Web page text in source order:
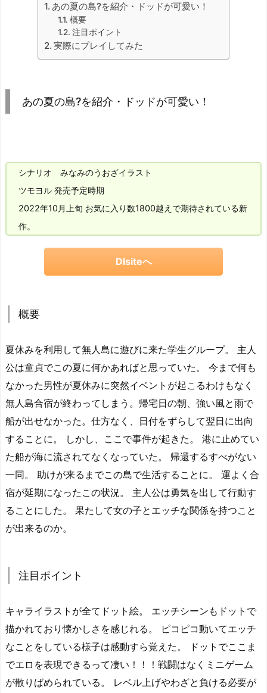
あの夏の島?を紹介・ドッドが可愛い！
概要
注目ポイント
実際にプレイしてみた
あの夏の島?を紹介・ドッドが可愛い！
シナリオ みなみのうおざイラスト
ツモヨル 発売予定時期
2022年10月上旬 お気に入り数1800越えで期待されている新
作。
Dlsiteへ
概要
夏休みを利用して無人島に遊びに来た学生グループ。 主人
公は童貞でこの夏に何かあればと思っていた。 今まで何も
なかった男性が夏休みに突然イベントが起こるわけもなく
無人島合宿が終わってしまう。帰宅日の朝、強い風と雨で
船が出せなかった。仕方なく、日付をずらして翌日に出向
することに。 しかし、ここで事件が起きた。 港に止めてい
た船が海に流されてなくなっていた。 帰還するすべがない
一同。 助けが来るまでこの島で生活することに。 運よく合
宿が延期になったこの状況。 主人公は勇気を出して行動す
ることにした。 果たして女の子とエッチな関係を持つこと
が出来るのか。
注目ポイント
キャライラストが全てドット絵。 エッチシーンもドットで
描かれており懐かしさを感じれる。 ピコピコ動いてエッチ
なことをしている様子は感動すら覚えた。 ドットでここま
でエロを表現できるって凄い！！！戦闘はなくミニゲーム
が散りばめられている。 レベル上げやわざと負ける必要が